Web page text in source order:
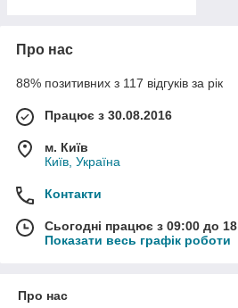
Про нас
88% позитивних з 117 відгуків за рік
Працює з 30.08.2016
м. Київ
Київ, Україна
Контакти
Сьогодні працює з 09:00 до
Показати весь графік роботи
Про нас